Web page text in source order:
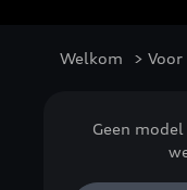
Welkom > Voor
Geen